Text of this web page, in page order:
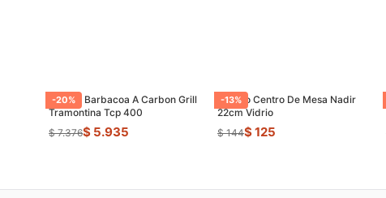
-20%
Parrilla Barbacoa A Carbon Grill
Tramontina Tcp 400
$ 7.376$ 5.935
-13%
Florero Centro De Mesa Nadir
22cm Vidrio
$ 144$ 125